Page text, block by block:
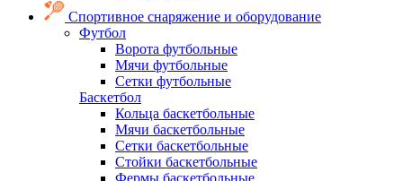
Спортивное снаряжение и оборудование
Футбол
Ворота футбольные
Мячи футбольные
Сетки футбольные
Баскетбол
Кольца баскетбольные
Мячи баскетбольные
Сетки баскетбольные
Стойки баскетбольные
Фермы баскетбольные